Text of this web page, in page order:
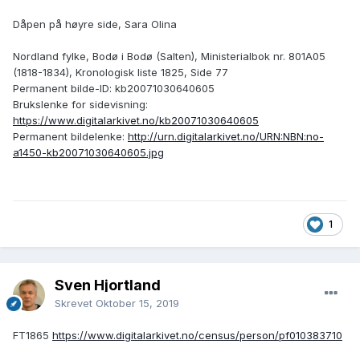
Dåpen på høyre side, Sara Olina
Nordland fylke, Bodø i Bodø (Salten), Ministerialbok nr. 801A05
(1818-1834), Kronologisk liste 1825, Side 77
Permanent bilde-ID: kb20071030640605
Brukslenke for sidevisning:
https://www.digitalarkivet.no/kb20071030640605
Permanent bildelenke: http://urn.digitalarkivet.no/URN:NBN:no-
a1450-kb20071030640605.jpg
1
Sven Hjortland
Skrevet Oktober 15, 2019
FT1865 https://www.digitalarkivet.no/census/person/pf010383710